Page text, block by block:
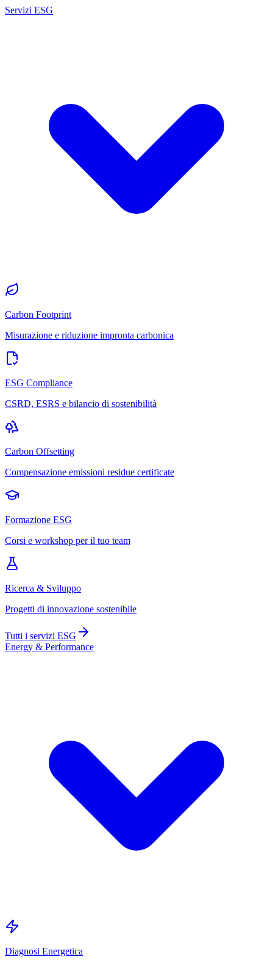
Servizi ESG
Carbon Footprint
Misurazione e riduzione impronta carbonica
ESG Compliance
CSRD, ESRS e bilancio di sostenibilità
Carbon Offsetting
Compensazione emissioni residue certificate
Formazione ESG
Corsi e workshop per il tuo team
Ricerca & Sviluppo
Progetti di innovazione sostenibile
Tutti i servizi ESG
Energy & Performance
Diagnosi Energetica